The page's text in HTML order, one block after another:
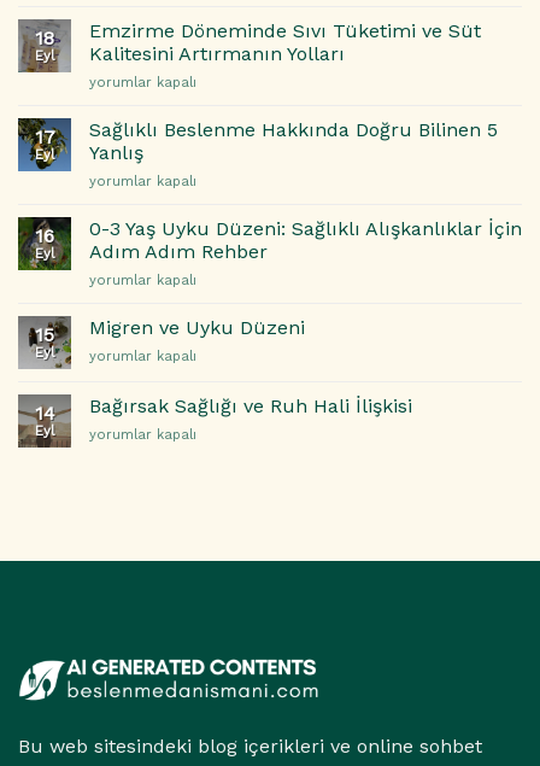
için
Etkili
Beslenme
için
Sıcak
Basmaları
ve
Gece
ile
Başa
Yolları
18
Eyl
Emzirme Döneminde Sıvı Tüketimi ve Süt
Kalitesini Artırmanın Yolları
Emzirme
Sıvı
Tüketimi
ve
Süt
Artırmanın
Yolları
yorumlar kapalı
17
Eyl
Sağlıklı Beslenme Hakkında Doğru Bilinen 5
Yanlış
Sağlıklı
Hakkında
Doğru
Bilinen
5
için
yorumlar kapalı
16
Eyl
0-3 Yaş Uyku Düzeni: Sağlıklı Alışkanlıklar İçin
Adım Adım Rehber
0-
Yaş
Uyku
Düzeni:
Alışkanlıklar
Adım
yorumlar kapalı
15
Eyl
Migren ve Uyku Düzeni
Migren
Uyku
Düzeni
için
yorumlar kapalı
14
Eyl
Bağırsak Sağlığı ve Ruh Hali İlişkisi
Bağırsak
yorumlar kapalı
Bu web sitesindeki blog içerikleri ve online sohbet